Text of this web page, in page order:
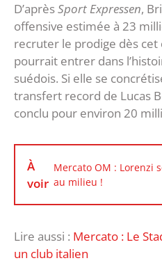
D’aprèsSport Expressen,
offensive estimée à 23
recruter le prodige dès
pourrait entrer dans
suédois. Si elle se
transfert record de Lucas
conclu pour environ 20
À
voir
Mercato OM : Lorenzi
au milieu !
Lire aussi : Mercato : Le
un club italien